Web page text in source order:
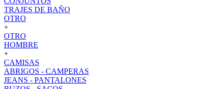
TRAJES DE BAÑO
OTRO
+
OTRO
HOMBRE
+
CAMISAS
ABRIGOS - CAMPERAS
JEANS - PANTALONES